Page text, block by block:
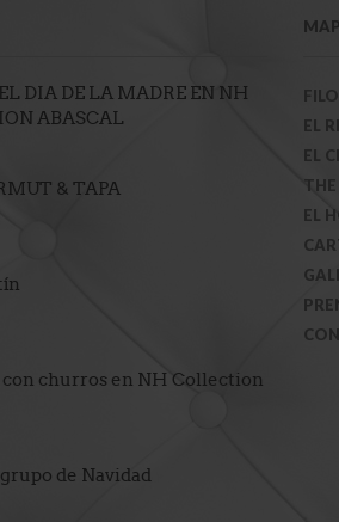
DIA DE LA MADRE EN NH
ABASCAL
& TAPA
churros en NH Collection
de Navidad
EL
EL
THE
EL